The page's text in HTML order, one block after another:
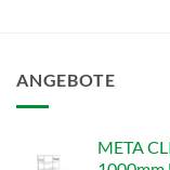
ANGEBOTE
META